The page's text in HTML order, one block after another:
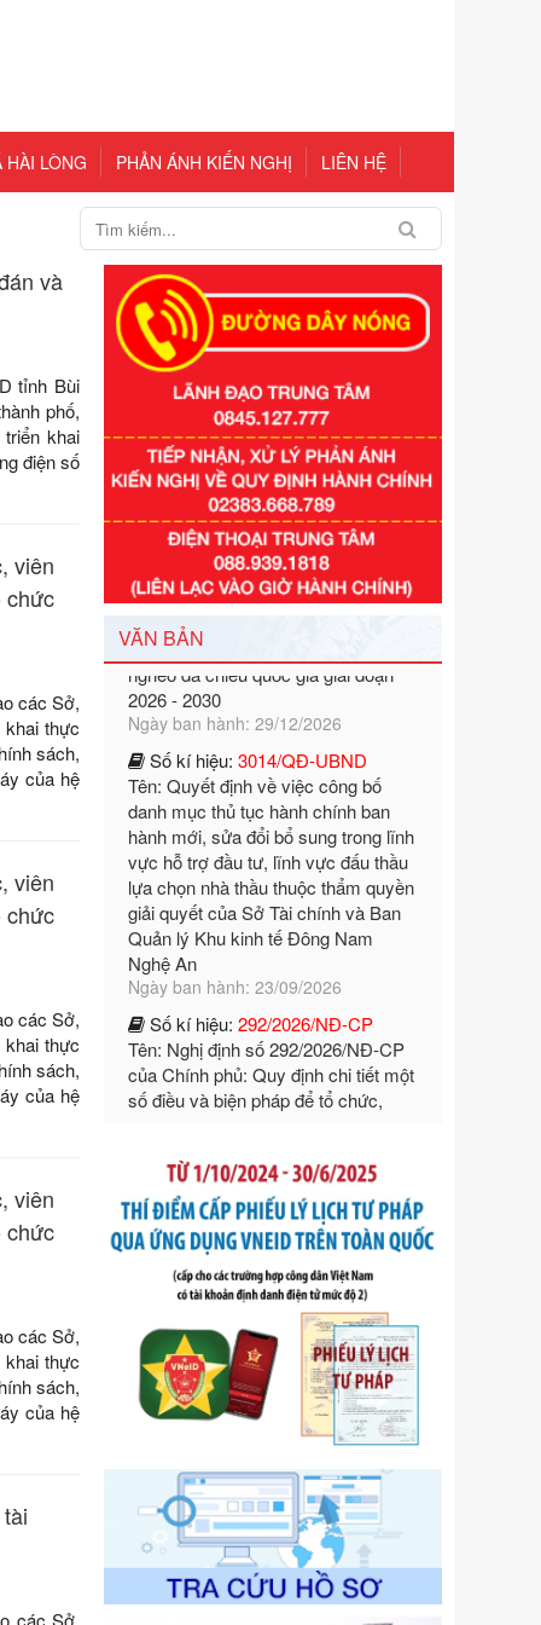
HÀI LÒNG PHẢN ÁNH KIẾN NGHỊ LIÊN HỆ
và
tỉnh Bùi
phố,
khai
điện số
viên
chức
các Sở,
thực
sách,
của hệ
viên
chức
các Sở,
thực
sách,
của hệ
viên
chức
các Sở,
thực
sách,
của hệ
các Sở,
VĂN BẢN
Số kí hiệu:351/2025/NĐ-CP
Tên: Nghị định số 351/2025/NĐ-CP
của Chính phủ: Quy định chuẩn
nghèo đa chiều quốc gia giai đoạn
2026 - 2030
Ngày ban hành: 29/12/2026
Số kí hiệu:
Tên: Quyết định về việc công bố
danh mục thủ tục hành chính ban
hành mới, sửa đổi bổ sung trong lĩnh
lựa chọn nhà thầu thuộc thẩm quyền
giải quyết của Sở Tài chính và Ban
Quản lý Khu kinh tế Đông Nam
Nghệ An
Ngày ban hành: 23/09/2026
Số kí hiệu: 292/2026/NĐ-CP
Tên: Nghị định số 292/2026/NĐ-CP
của Chính phủ: Quy định chi tiết một
số điều và biện pháp để tổ chức,
ngoại thương
Ngày ban hành: 21/07/2026
Số kí hiệu:292/2026/NĐ-CP
Tên: Nghị định số 292/2026/NĐ-CP
số điều và biện pháp để tổ chức,
hướng dẫn thi hành Luật Quản lý
ngoại thương
Ngày ban hành: 21/07/2026
Số kí hiệu:105/2026/TT-BTC
Tên: Thông tư số 105/2026/TT-BTC
của Bộ Tài chính: Bãi bỏ Thông tư số
87/2019/TT- BТC ngày 19 tháng 12
năm 2019 của Bộ trưởng Bộ Tài
chính hướng dẫn thực hiện xử phạt
vi phạm hành chính trong lĩnh vực
Ngày ban hành: 21/07/2026
Số kí hiệu:291/2026/NĐ-CP
Tên: Nghị định số 291/2026/NĐ-CP
của Chính phủ: Sửa đổi, bổ sung
một số điều của Nghị định số
125/2020/NĐ-СР ngày 19 tháng 10